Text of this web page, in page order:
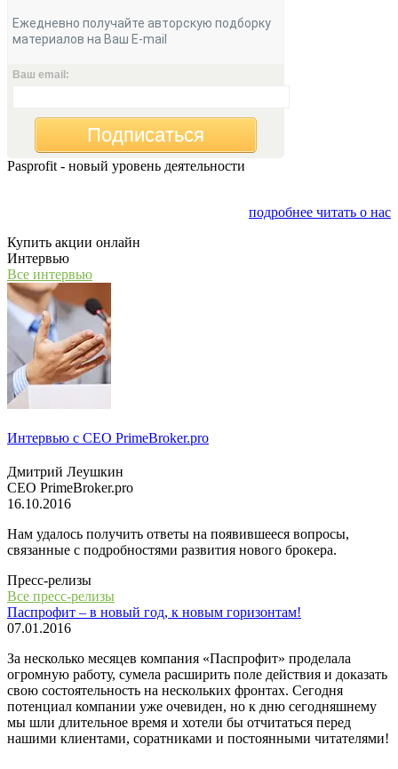
Ежедневно получайте авторскую подборку
материалов на Ваш E-mail
Ваш email:
Подписаться
Pasprofit - новый уровень деятельности
подробнее читать о нас
Купить акции онлайн
Интервью
Все интервью
Интервью с СЕО PrimeBroker.pro
Дмитрий Леушкин
СЕО PrimeBroker.pro
16.10.2016
Нам удалось получить ответы на появившееся вопросы,
связанные с подробностями развития нового брокера.
Пресс-релизы
Все пресс-релизы
Паспрофит – в новый год, к новым горизонтам!
07.01.2016
За несколько месяцев компания «Паспрофит» проделала
огромную работу, сумела расширить поле действия и доказать
свою состоятельность на нескольких фронтах. Сегодня
потенциал компании уже очевиден, но к дню сегодняшнему
мы шли длительное время и хотели бы отчитаться перед
нашими клиентами, соратниками и постоянными читателями!